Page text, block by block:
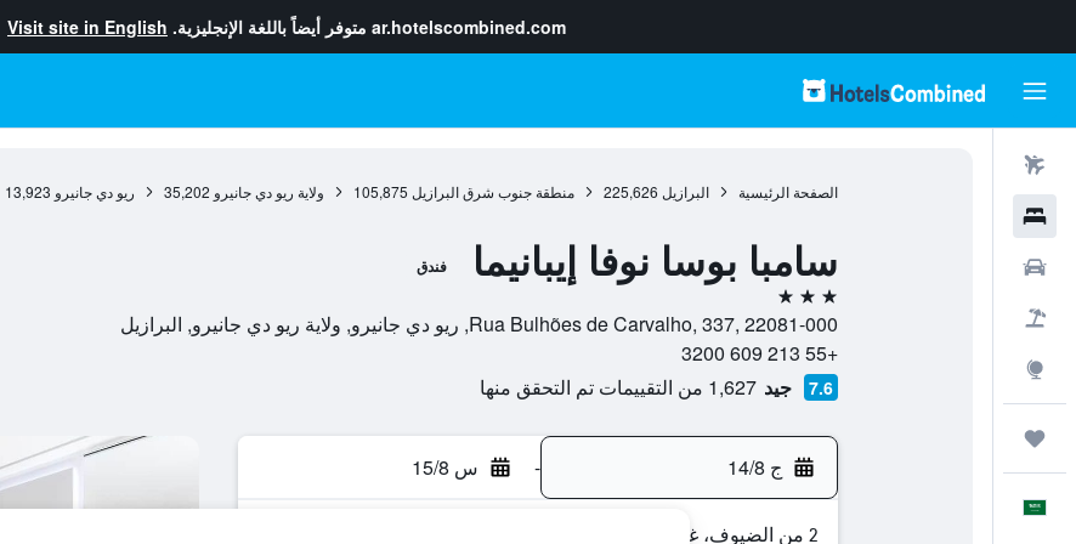
ar.hotelscombined.com متوفر أيضاً باللغة الإنجليزية. Visit site in English
الصفحة الرئيسية البرازيل 225,626 منطقة جنوب شرق البرازيل 105,875 ولاية ريو دي جانيرو 35,202 ريو دي جانيرو 13,923
سامبا بوسا نوفا إيبانيما فندق
3 نجوم
Rua Bulhões de Carvalho, 337, 22081-000, ريو دي جانيرو, ولاية ريو دي جانيرو, البرازيل
+55 213 609 3200
7.6 جيد 1,627 من التقييمات تم التحقق منها
ج 14/8 - س 15/8
2 من الضيوف، غرفة واحدة